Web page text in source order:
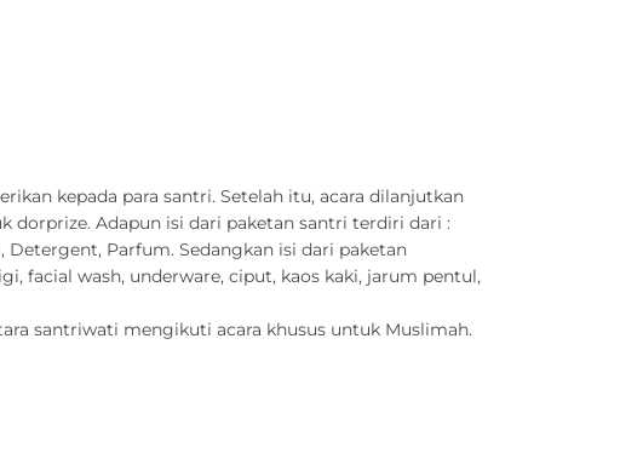
kepada para santri. Setelah itu, acara dilanjutkan
dorprize. Adapun isi dari paketan santri terdiri dari :
Detergent, Parfum. Sedangkan isi dari paketan
facial wash, underware, ciput, kaos kaki, jarum pentul,
santriwati mengikuti acara khusus untuk Muslimah.